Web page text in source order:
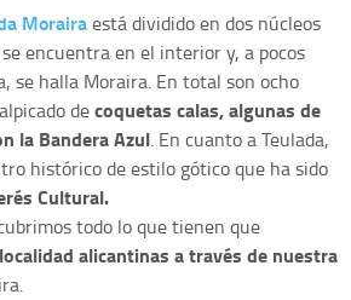
Morairaestá dividido en dos núcleos
encuentra en el interior y, a pocos
se halla Moraira. En total son ocho
decoquetas calas, algunas de
la Bandera Azul. En cuanto a Teulada,
histórico de estilo gótico que ha sido
Cultural.
todo lo que tienen que
alicantinas a través de nuestra